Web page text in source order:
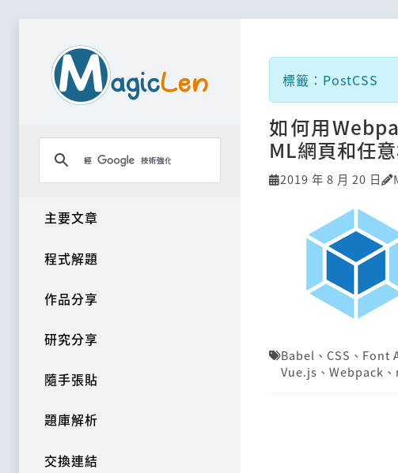
主要文章
程式解題
作品分享
研究分享
隨手張貼
題庫解析
交換連結
標籤：PostCSS
如何用
ML網頁和任
2019 年 8 月 20 日
Babel 、 CSS 、 Font
Vue.js 、 Webpack 、